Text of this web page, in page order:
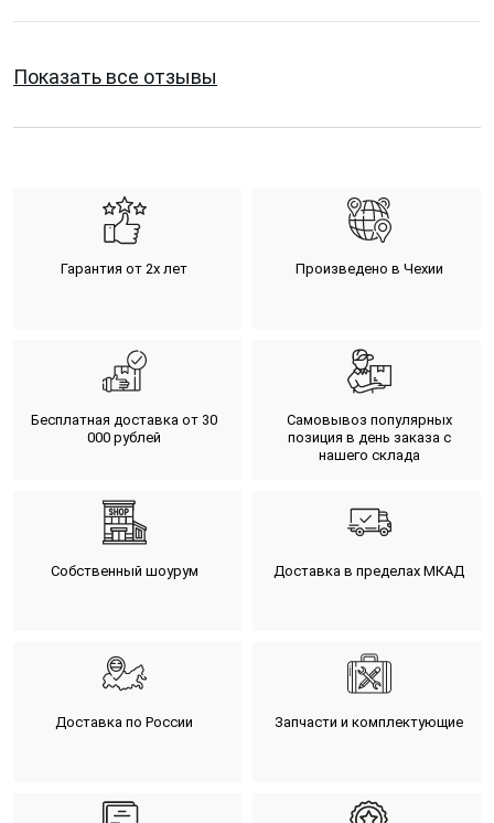
Показать все отзывы
Гарантия от 2х лет Произведено в Чехии
Бесплатная доставка от 30
000 рублей
Самовывоз популярных
позиция в день заказа с
нашего склада
Собственный шоурум Доставка в пределах МКАД
Доставка по России Запчасти и комплектующие